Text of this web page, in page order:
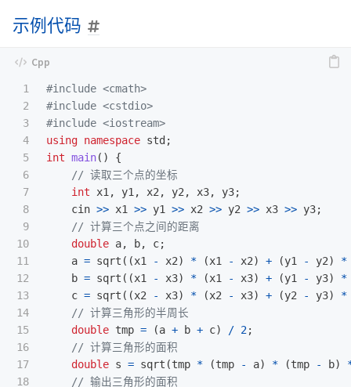
示例代码
1
2
3
4
5
6
7
8
9
10
11
12
13
14
15
16
17
18
#include <cmath>
#include <cstdio>
#include <iostream>
using namespace std ;
int main()
{
// 读取三个点的坐标
int
x1 , y1 , x2 , y2 , x3, y3;
cin >> x1 >> y1 >> x2 >> y2 >> x3 >> y3;
// 计算三个点之间的距离
double a, b, c;
a = sqrt ((x1 - x2) * (x1 - x2) + (y1 - y2)
*
b = sqrt ((x1 - x3) * (x1 - x3) + (y1 - y3)
*
c = sqrt ((x2 - x3) * (x2 - x3) + (y2 - y3)
*
// 计算三角形的半周长
double tmp = (a + b + c) / 2;
// 计算三角形的面积
double s = sqrt (tmp * (tmp - a) * (tmp - b)
// 输出三角形的面积